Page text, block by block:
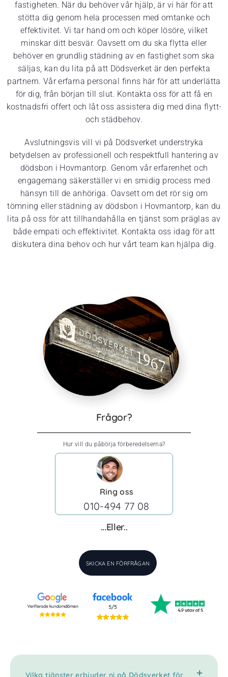
fastigheten. När du behöver vår hjälp, är vi här för att
stötta dig genom hela processen med omtanke och
effektivitet. Vi tar hand om och köper lösöre, vilket
minskar ditt besvär. Oavsett om du ska flytta eller
behöver en grundlig städning av en fastighet som ska
säljas, kan du lita på att Dödsverket är den perfekta
partnern. Vår erfarna personal finns här för att underlätta
för dig, från början till slut. Kontakta oss för att få en
kostnadsfri offert och låt oss assistera dig med dina flytt-
och städbehov.
Avslutningsvis vill vi på Dödsverket understryka
betydelsen av professionell och respektfull hantering av
dödsbon i Hovmantorp. Genom vår erfarenhet och
engagemang säkerställer vi en smidig process med
hänsyn till de anhöriga. Oavsett om det rör sig om
tömning eller städning av dödsbon i Hovmantorp, kan du
lita på oss för att tillhandahålla en tjänst som präglas av
både empati och effektivitet. Kontakta oss idag för att
diskutera dina behov och hur vårt team kan hjälpa dig.
Frågor?
Hur vill du påbörja förberedelserna?
Ring oss
010-494 77 08
...Eller..
SKICKA EN FÖRFRÅGAN
Vilka tjänster erbjuder ni på Dödsverket för